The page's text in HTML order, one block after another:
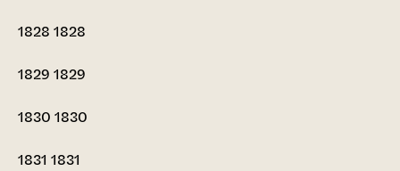
1828 1828
1829 1829
1830 1830
1831 1831